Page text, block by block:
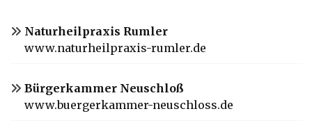
Naturheilpraxis Rumler
www.naturheilpraxis-rumler.de
Bürgerkammer Neuschloß
www.buergerkammer-neuschloss.de